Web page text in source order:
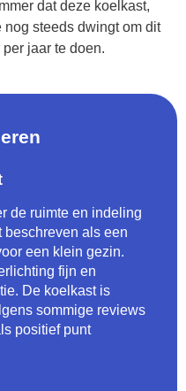
dat deze koelkast,
steeds dwingt om dit
jaar te doen.
de ruimte en indeling
als een
een klein gezin.
fijn en
De koelkast is
sommige reviews
positief punt